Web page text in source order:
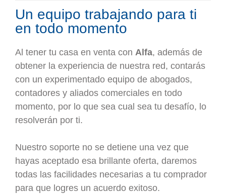
Un equipo trabajando para ti
en todo momento
Al tener tu casa en venta con Alfa, además de
obtener la experiencia de nuestra red, contarás
con un experimentado equipo de abogados,
contadores y aliados comerciales en todo
momento, por lo que sea cual sea tu desafío, lo
resolverán por ti.
Nuestro soporte no se detiene una vez que
hayas aceptado esa brillante oferta, daremos
todas las facilidades necesarias a tu comprador
para que logres un acuerdo exitoso.